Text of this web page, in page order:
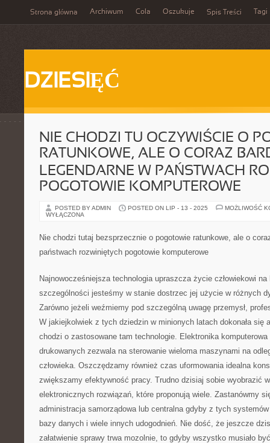
Strona główna Archiwum Cola Oszukuje Spis Treści Tagi
DZIESIĘĆ
NIE CHODZI TU OCZYWIŚCIE O
RATUNKOWE, ALE O CORAZ
LEGENDARNE W PAŃSTWACH
POGOTOWIE KOMPUTEROWE
POSTED BY ADMIN POSTED ON LIP - 13 - 2025
MOŻLIWOŚĆ
WYŁĄCZONA
Nie chodzi tutaj bezsprzecznie o pogotowie ratunkowe, ale o
państwach rozwiniętych pogotowie komputerowe
Najnowocześniejsza technologia upraszcza życie człowiekowi
szczególności jesteśmy w stanie dostrzec jej użycie w różnych
Zarówno jeżeli weźmiemy pod szczególną uwagę przemysł,
W jakiejkolwiek z tych dziedzin w minionych latach dokonała się
chodzi o zastosowane tam technologie. Elektronika komputerowa
drukowanych zezwala na sterowanie wieloma maszynami na
człowieka. Oszczędzamy również czas uformowania idealna
zwiększamy efektywność pracy. Trudno dzisiaj sobie wyobrazić
elektronicznych rozwiązań, które proponują wiele. Zastanówmy
administracja samorządowa lub centralna gdyby z tych
bazy danych i wiele innych udogodnień. Nie dość, że jeszcze
załatwienie sprawy trwa mozolnie, to gdyby wszystko musiało